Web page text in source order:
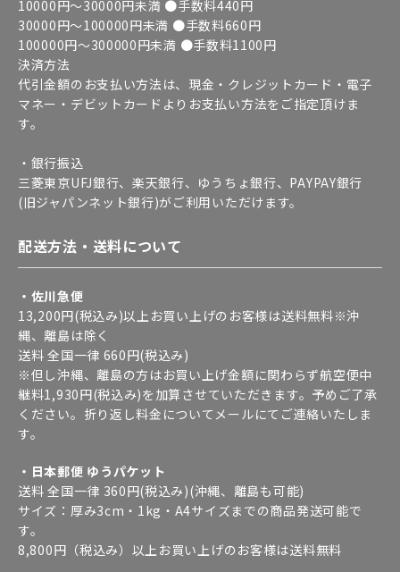
10000円～30000円未満 ●手数料440円
30000円～100000円未満 ●手数料660円
100000円～300000円未満 ●手数料1100円
決済方法
代引金額のお支払い方法は、現金・クレジットカード・電子
マネー・デビットカードよりお支払い方法をご指定頂けま
す。
・銀行振込
三菱東京UFJ銀行、楽天銀行、ゆうちょ銀行、PAYPAY銀行
(旧ジャパンネット銀行)がご利用いただけます。
配送方法・送料について
・佐川急便
13,200円(税込み)以上お買い上げのお客様は送料無料※沖
縄、離島は除く
送料 全国一律 660円(税込み)
※但し沖縄、離島の方はお買い上げ金額に関わらず航空便中
継料1,930円(税込み)を加算させていただきます。予めご了承
ください。折り返し料金についてメールにてご連絡いたしま
す。
・日本郵便 ゆうパケット
送料 全国一律 360円(税込み)(沖縄、離島も可能)
サイズ：厚み3cm・1kg・A4サイズまでの商品発送可能で
す。
8,800円（税込み）以上お買い上げのお客様は送料無料